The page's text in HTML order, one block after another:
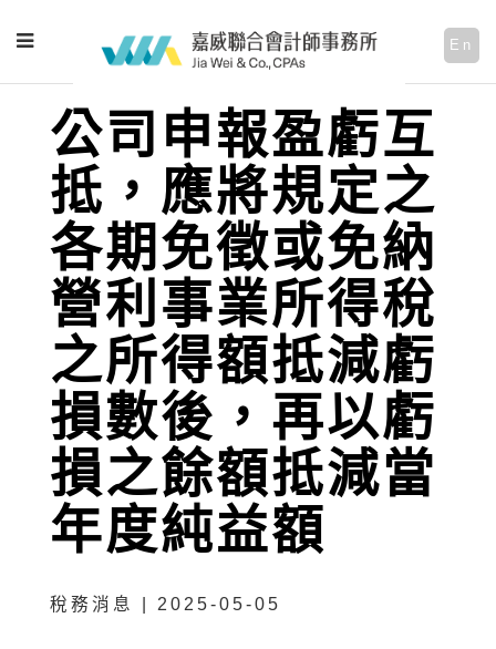
En
公司申報盈虧互
抵，應將規定之
各期免徵或免納
營利事業所得稅
之所得額抵減虧
損數後，再以虧
損之餘額抵減當
年度純益額
稅務消息 | 2025-05-05